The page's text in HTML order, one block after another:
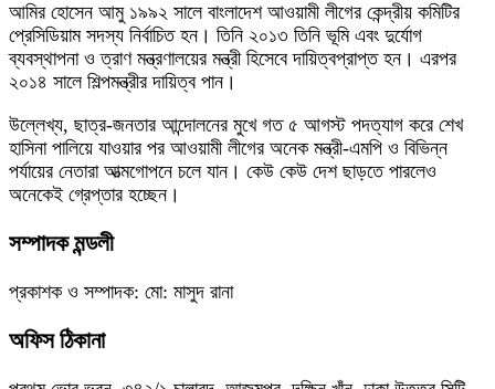
আমির হোসেন আমু ১৯৯২ সালে বাংলাদেশ আওয়ামী লীগের কেন্দ্রীয় কমিটির
প্রেসিডিয়াম সদস্য নির্বাচিত হন। তিনি ২০১৩ তিনি ভূমি এবং দুর্যোগ
ব্যবস্থাপনা ও ত্রাণ মন্ত্রণালয়ের মন্ত্রী হিসেবে দায়িত্বপ্রাপ্ত হন। এরপর
২০১৪ সালে শিল্পমন্ত্রীর দায়িত্ব পান।
উল্লেখ্য, ছাত্র-জনতার আন্দোলনের মুখে গত ৫ আগস্ট পদত্যাগ করে শেখ
হাসিনা পালিয়ে যাওয়ার পর আওয়ামী লীগের অনেক মন্ত্রী-এমপি ও বিভিন্ন
পর্যায়ের নেতারা আত্মগোপনে চলে যান। কেউ কেউ দেশ ছাড়তে পারলেও
অনেকেই গ্রেপ্তার হচ্ছেন।
সম্পাদক মন্ডলী
প্রকাশক ও সম্পাদক: মো: মাসুদ রানা
অফিস ঠিকানা